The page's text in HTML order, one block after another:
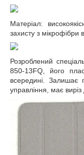
Матеріал:
захисту з мікрофібри
Розроблений
850-13FQ, його
всередині. Залишає
управління, має виріз